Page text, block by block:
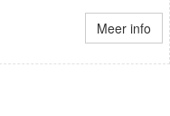
Meer info